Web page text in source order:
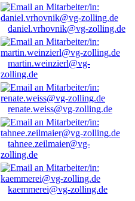
daniel.vrhovnik@vg-zolling.de
martin.weinzierl@vg-
zolling.de
renate.weiss@vg-zolling.de
tahnee.zeilmaier@vg-
zolling.de
kaemmerei@vg-zolling.de